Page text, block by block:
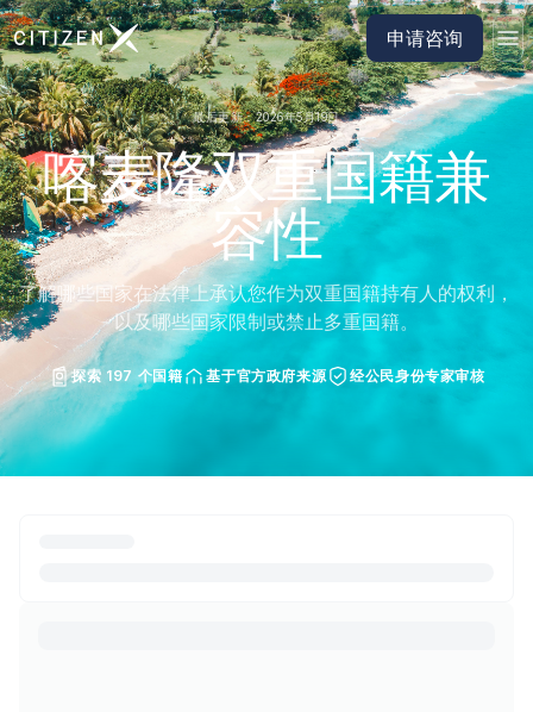
前往 CitizenX 首页 申请咨询
最后更新：2026年5月19日
喀麦隆双重国籍兼
容性
了解哪些国家在法律上承认您作为双重国籍持有人的权利，
以及哪些国家限制或禁止多重国籍。
探索 197 个国籍 基于官方政府来源 经公民身份专家审核